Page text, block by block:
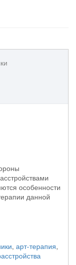
особенности
данной
, арт-терапия,